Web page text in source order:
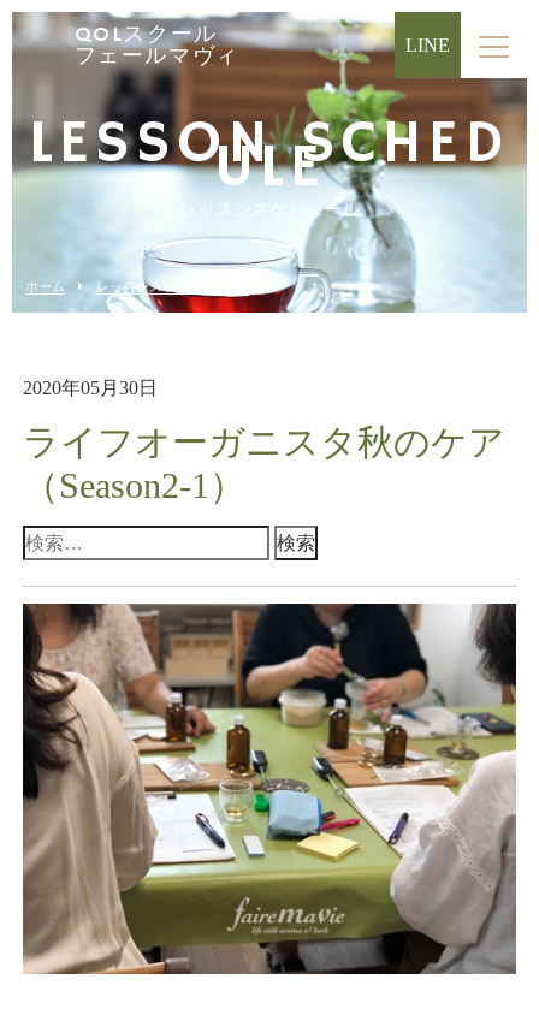
QOLスクール
フェールマヴィ
LINE
LESSON SCHED
ULE
レッスンスケジュール
ホーム レッスンスケジュール
2020年05月30日
ライフオーガニスタ秋のケア
（Season2-1）
検